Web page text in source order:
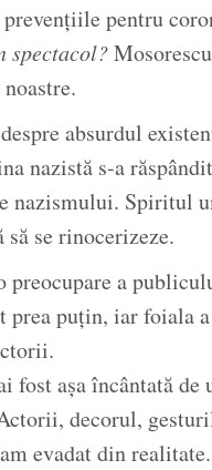
pentru
spectacol?
absurdul
nazistă s-a
nazismului. Spiritul
se rinocerizeze.
preocupare a
puțin, iar foiala
fost așa încântată de
decorul,
evadat din